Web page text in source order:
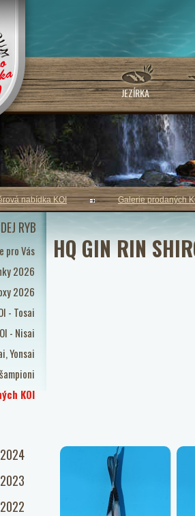
JEZÍRKA
RYB
pro Vás
2026
2026
- Tosai
- Nisai
Yonsai
KOI
nabídka KOI Galerie prodaných
HQ GIN RIN